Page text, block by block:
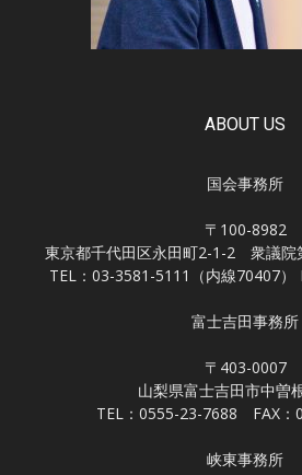
ABOUT US
国会事務所
〒100-8982
東京都千代田区永田町2-1-2 衆議院
TEL：03-3581-5111（内線70407）
富士吉田事務所
〒403-0007
山梨県富士吉田市中曽
TEL：0555-23-7688 FAX：
峡東事務所